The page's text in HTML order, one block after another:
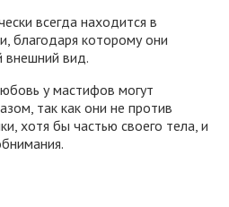
всегда находится в
благодаря которому они
внешний вид.
у мастифов могут
так как они не против
хотя бы частью своего тела, и